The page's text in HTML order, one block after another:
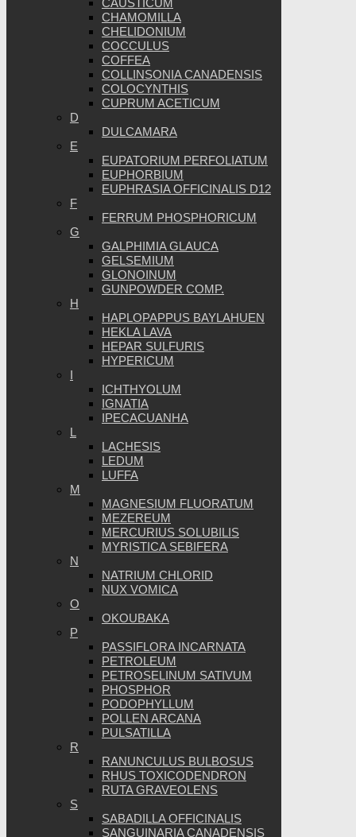
CAUSTICUM
CHAMOMILLA
CHELIDONIUM
COCCULUS
COFFEA
COLLINSONIA CANADENSIS
COLOCYNTHIS
CUPRUM ACETICUM
D
DULCAMARA
E
EUPATORIUM PERFOLIATUM
EUPHORBIUM
EUPHRASIA OFFICINALIS D12
F
FERRUM PHOSPHORICUM
G
GALPHIMIA GLAUCA
GELSEMIUM
GLONOINUM
GUNPOWDER COMP.
H
HAPLOPAPPUS BAYLAHUEN
HEKLA LAVA
HEPAR SULFURIS
HYPERICUM
I
ICHTHYOLUM
IGNATIA
IPECACUANHA
L
LACHESIS
LEDUM
LUFFA
M
MAGNESIUM FLUORATUM
MEZEREUM
MERCURIUS SOLUBILIS
MYRISTICA SEBIFERA
N
NATRIUM CHLORID
NUX VOMICA
O
OKOUBAKA
P
PASSIFLORA INCARNATA
PETROLEUM
PETROSELINUM SATIVUM
PHOSPHOR
PODOPHYLLUM
POLLEN ARCANA
PULSATILLA
R
RANUNCULUS BULBOSUS
RHUS TOXICODENDRON
RUTA GRAVEOLENS
S
SABADILLA OFFICINALIS
SANGUINARIA CANADENSIS